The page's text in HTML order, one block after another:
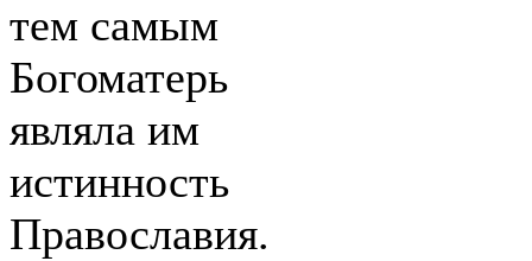
тем самым
Богоматерь
являла им
истинность
Православия.